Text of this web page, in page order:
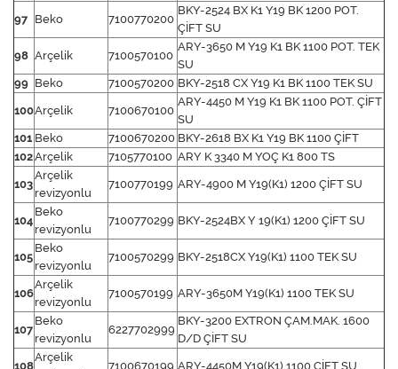
97 Beko 7100770200
BKY-2524 BX K1 Y19 BK 1200 POT.
ÇİFT SU
98 Arçelik 7100570100
ARY-3650 M Y19 K1 BK 1100 POT. TEK
SU
99 Beko 7100570200 BKY-2518 CX Y19 K1 BK 1100 TEK SU
100Arçelik 7100670100
ARY-4450 M Y19 K1 BK 1100 POT. ÇİFT
SU
101 Beko 7100670200 BKY-2618 BX K1 Y19 BK 1100 ÇİFT
102Arçelik 7105770100 ARY K 3340 M YOÇ K1 800 TS
103
Arçelik
revizyonlu
7100770199 ARY-4900 M Y19(K1) 1200 ÇİFT SU
104
Beko
revizyonlu
7100770299 BKY-2524BX Y 19(K1) 1200 ÇİFT SU
105
Beko
revizyonlu
7100570299 BKY-2518CX Y19(K1) 1100 TEK SU
106
Arçelik
revizyonlu
7100570199 ARY-3650M Y19(K1) 1100 TEK SU
107
Beko
revizyonlu
6227702999
BKY-3200 EXTRON ÇAM.MAK. 1600
D/D ÇİFT SU
108
Arçelik
7100670199 ARY-4450M Y19(K1) 1100 ÇİFT SU